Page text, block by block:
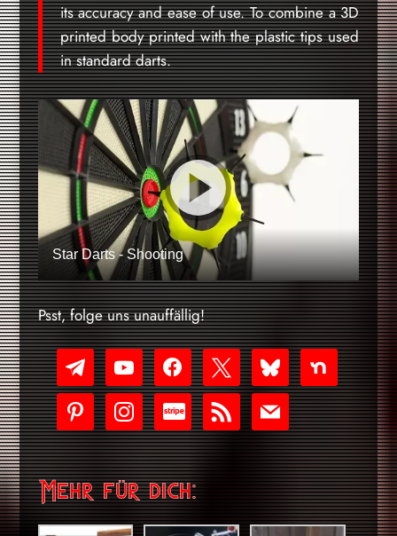
its accuracy and ease of use. To combine a 3D
printed body printed with the plastic tips used
in standard darts.
Star Darts - Shooting
Psst, folge uns unauffällig!
telegramyoutube-
play
facebookx blueskynextdoor
pinterestinstagram
cc-
stripe
rss mail
Mehr für dich: